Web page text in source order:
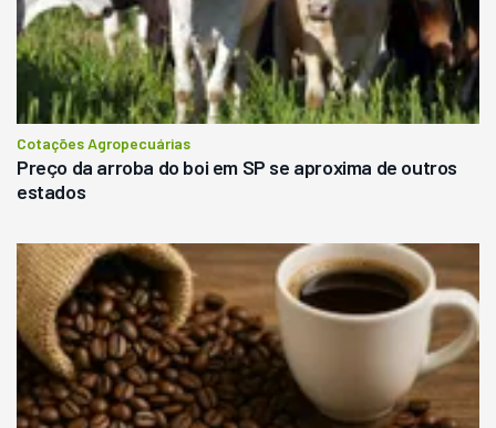
Cotações Agropecuárias
Preço da arroba do boi em SP se aproxima de outros
estados